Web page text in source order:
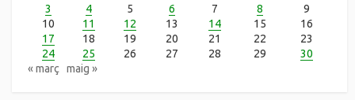
3
4 5 6 7 8
9
10
11 12 13 14 15
16
17
18 19 20 21 22
23
24
25 26 27 28 29
30
« març
maig »